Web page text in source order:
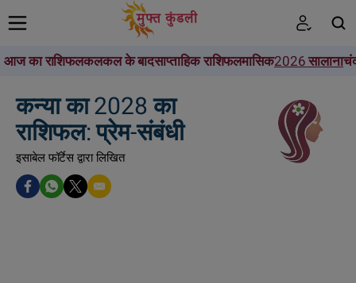
आज का राशिफलकलकल के बादसाप्ताहिक राशिफलमासिक2026 सालाना
कन्या का 2028 का
राशिफल: प्रेम-संबंधी
इसाबेल फॉर्टेस द्वारा लिखित